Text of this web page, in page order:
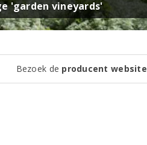
'garden vineyards'
Bezoek de producent website